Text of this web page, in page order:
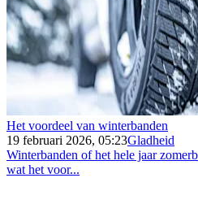
Het voordeel van winterbanden
19 februari 2026, 05:23Gladheid
Winterbanden of het hele jaar
wat het voor...